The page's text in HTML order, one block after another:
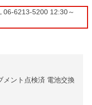
6213-5200 12:30～
メント点検済 電池交換